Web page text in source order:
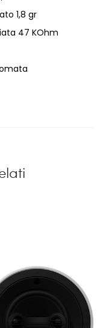
1,8 gr
47 KOhm